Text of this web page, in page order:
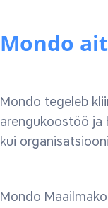
Mondo
Mondo tegeleb
arengukoostöö ja
kui
Mondo